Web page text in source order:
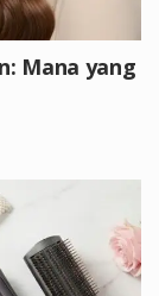
Mana yang